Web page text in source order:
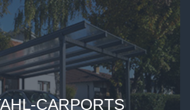
CARPORTS